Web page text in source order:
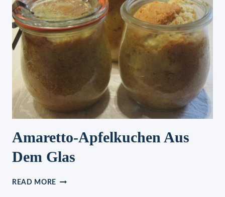
ND H
ÄHNCHEN C
ORDON B
LEU
Amaretto-Apfelkuchen Aus
Dem Glas
READ MORE AMARETTO-